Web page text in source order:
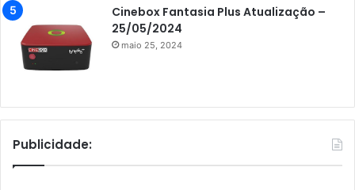
Cinebox Fantasia Plus Atualização –
25/05/2024
maio 25, 2024
Publicidade: